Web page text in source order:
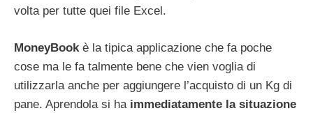
volta per tutte quei file Excel.
MoneyBook è la tipica applicazione che fa poche
cose ma le fa talmente bene che vien voglia di
utilizzarla anche per aggiungere l’acquisto di un Kg di
pane. Aprendola si ha immediatamente la situazione